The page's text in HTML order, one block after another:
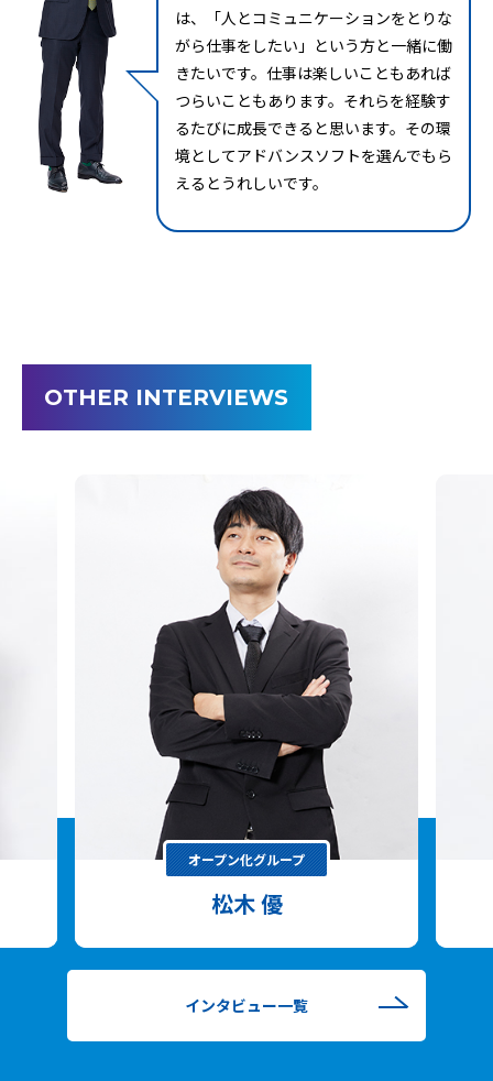
は、「人とコミュニケーションをとりな
がら仕事をしたい」という方と一緒に働
きたいです。仕事は楽しいこともあれば
つらいこともあります。それらを経験す
るたびに成長できると思います。その環
境としてアドバンスソフトを選んでもら
えるとうれしいです。
OTHER INTERVIEWS
オープン化グループ
松木 優
インタビュー一覧